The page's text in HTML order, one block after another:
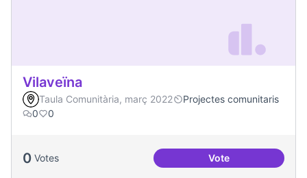
Vilaveïna
Taula Comunitària, març 2022
Projectes comunitaris
0
0
0 Votes VoteVilaveïna